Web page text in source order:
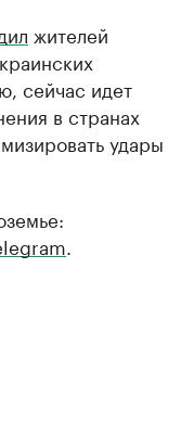
жителей
сейчас идет
в странах
удары
.